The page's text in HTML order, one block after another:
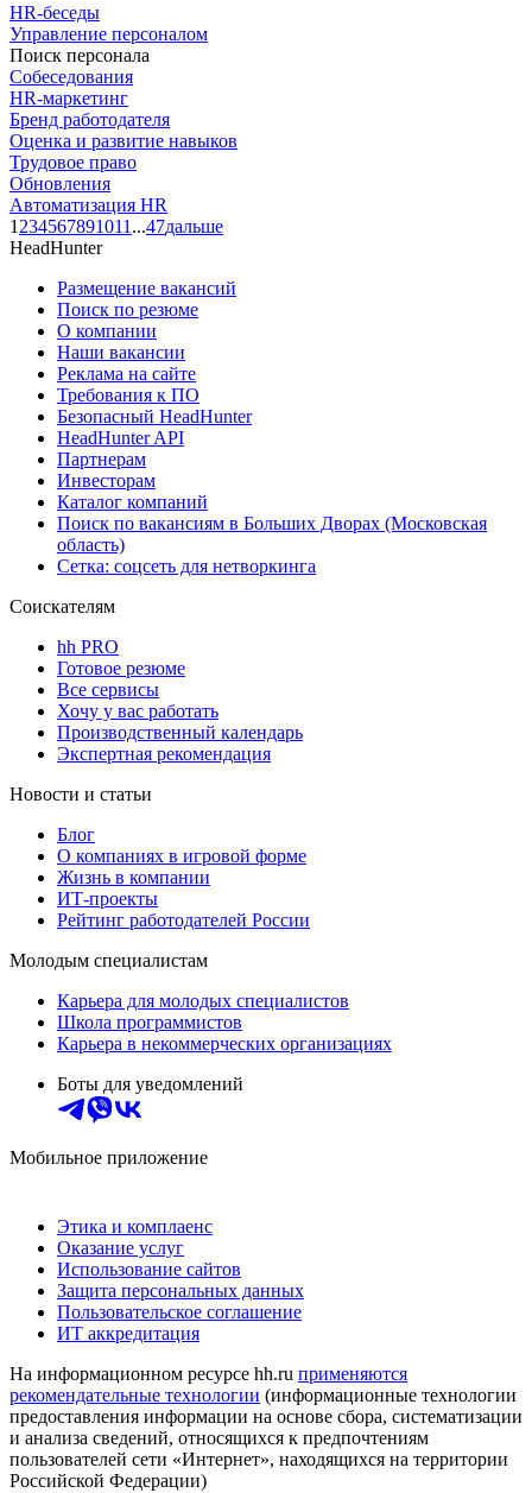
HR-беседы
Управление персоналом
Поиск персонала
Собеседования
HR-маркетинг
Бренд работодателя
Оценка и развитие навыков
Трудовое право
Обновления
Автоматизация HR
1 234567891011 ...47дальше
HeadHunter
Размещение вакансий
Поиск по резюме
О компании
Наши вакансии
Реклама на сайте
Требования к ПО
Безопасный HeadHunter
HeadHunter API
Партнерам
Инвесторам
Каталог компаний
Поиск по вакансиям в Больших Дворах (Московская
область)
Сетка: соцсеть для нетворкинга
Соискателям
hh PRO
Готовое резюме
Все сервисы
Хочу у вас работать
Производственный календарь
Экспертная рекомендация
Новости и статьи
Блог
О компаниях в игровой форме
Жизнь в компании
ИТ-проекты
Рейтинг работодателей России
Молодым специалистам
Карьера для молодых специалистов
Школа программистов
Карьера в некоммерческих организациях
Боты для уведомлений
Мобильное приложение
Этика и комплаенс
Оказание услуг
Использование сайтов
Защита персональных данных
Пользовательское соглашение
ИТ аккредитация
На информационном ресурсе hh.ru применяются
рекомендательные технологии (информационные технологии
предоставления информации на основе сбора, систематизации
и анализа сведений, относящихся к предпочтениям
пользователей сети «Интернет», находящихся на территории
Российской Федерации)